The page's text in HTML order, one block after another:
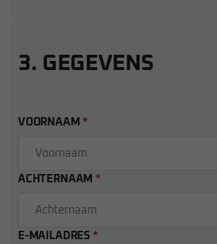
3. GEGEVENS
VOORNAAM *
ACHTERNAAM *
E-MAILADRES *